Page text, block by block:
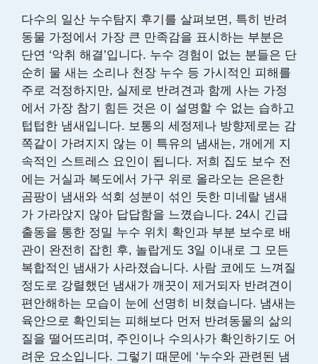
다수의 일산 누수탐지 후기를 살펴보면, 특히 반려
동물 가정에서 가장 큰 만족감을 표시하는 부분은
단연 ‘악취 해결’입니다. 누수 경험이 없는 분들은 단
순히 물 새는 소리나 천장 누수 등 가시적인 피해를
주로 걱정하지만, 실제로 반려견과 함께 사는 가정
에서 가장 참기 힘든 것은 이 설명할 수 없는 습하고
텁텁한 냄새입니다. 보통의 세정제나 방향제로는 감
쪽같이 가려지지 않는 이 특유의 냄새는, 개에게 지
속적인 스트레스 요인이 됩니다. 저희 집도 보수 전
에는 거실과 복도에서 가구 위로 올라오는 은은한
곰팡이 냄새와 석회 성분이 섞인 듯한 미네랄 냄새
가 가라앉지 않아 답답함을 느꼈습니다. 24시 긴급
출동을 통한 정밀 누수 위치 확인과 부분 보수로 배
관이 완전히 잡힌 후, 놀랍게도 3일 이내로 그 모든
복합적인 냄새가 사라졌습니다. 사람 코에도 느껴질
정도로 강렬했던 냄새가 깨끗이 제거되자 반려견이
편안해하는 모습이 눈에 선명히 비쳤습니다. 냄새는
육안으로 확인되는 피해보다 먼저 반려동물의 삶의
질을 떨어뜨리며, 주인이나 수의사가 확인하기도 어
려운 요소입니다. 그렇기 때문에 ‘누수와 관련된 냄